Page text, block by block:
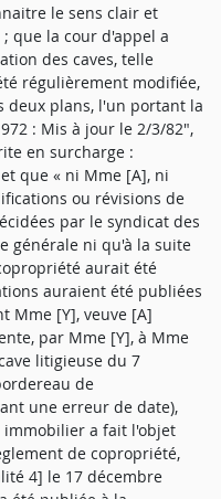
le sens clair et
que la cour d'appel a
des caves, telle
régulièrement modifiée,
deux plans, l'un portant la
: Mis à jour le 2/3/82",
en surcharge :
que « ni Mme [A], ni
ou révisions de
par le syndicat des
générale ni qu'à la suite
aurait été
auraient été publiées
Mme [Y], veuve [A]
par Mme [Y], à Mme
litigieuse du 7
de
une erreur de date),
immobilier a fait l'objet
de copropriété,
4] le 17 décembre